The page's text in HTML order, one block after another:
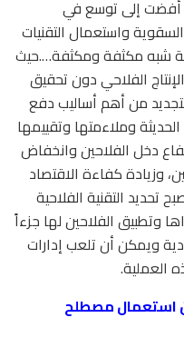
أفضت إلى توسع في
واستعمال التقنيات
شبه مكثفة ومكثفة….حيث
الفلاحي دون تحقيق
من أهم أساليب دفع
الحديثة وملاءمتها وتقييمها
دخل الفلاحين وانخفاض
وزيادة كفاءة الاقتصاد
تحديد التقنية الفلاحية
وتطبيق الفلاحين لها جزءاً
ويمكن أن تلعب إدارات
العملية.
استعمال مصطلح